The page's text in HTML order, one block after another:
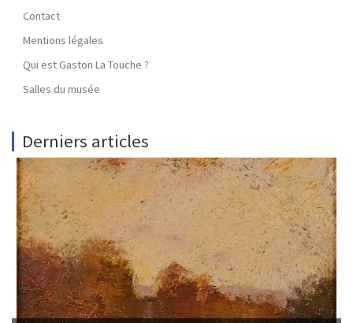
Contact
Mentions légales
Qui est Gaston La Touche ?
Salles du musée
Derniers articles